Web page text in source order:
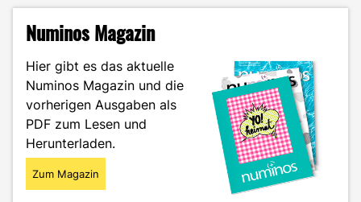
17,50€
den
Bergdoktor?"
Numinos Magazin
Hier gibt es das aktuelle
Numinos Magazin und die
vorherigen Ausgaben als
PDF zum Lesen und
Herunterladen.
Zum Magazin